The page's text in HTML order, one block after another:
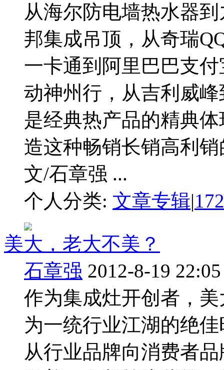
从海尔防电墙热水器
邦集成吊顶，从奇瑞
一卡通到阿里巴巴支
动神州行，从吉利威
是经典热产品的精典
造这种畅销长销高利
文/石章强 ...
个人分类: 文章专辑|
美大，老大不美？
石章强 2012-8-19 22:05
作为集成灶开创者，
为一统行业江湖的绝
从行业品牌向消费者